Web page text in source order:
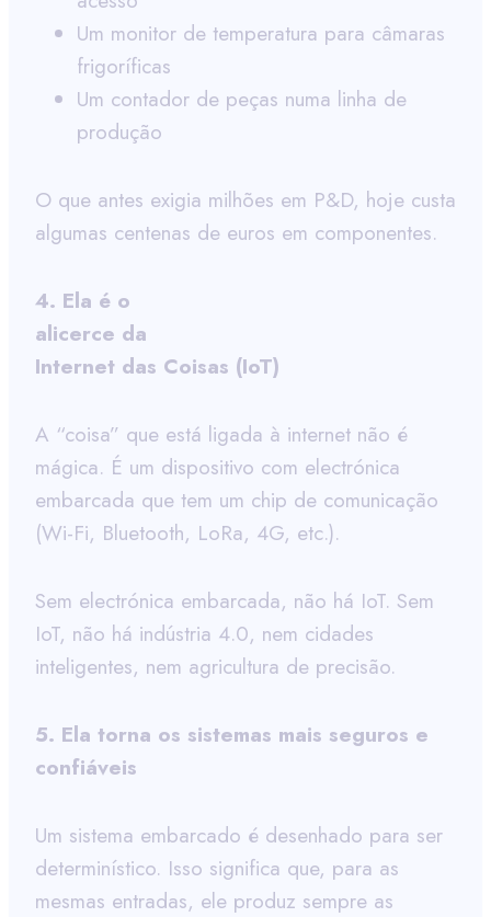
Um monitor de temperatura para câmaras
frigoríficas
Um contador de peças numa linha de
produção
O que antes exigia milhões em P&D, hoje custa
algumas centenas de euros em componentes.
4. Ela é o
alicerce da
Internet das Coisas (IoT)
A “coisa” que está ligada à internet não é
mágica. É um dispositivo com electrónica
embarcada que tem um chip de comunicação
(Wi-Fi, Bluetooth, LoRa, 4G, etc.).
Sem electrónica embarcada, não há IoT. Sem
IoT, não há indústria 4.0, nem cidades
inteligentes, nem agricultura de precisão.
5. Ela torna os sistemas mais seguros e
confiáveis
Um sistema embarcado é desenhado para ser
determinístico. Isso significa que, para as
mesmas entradas, ele produz sempre as